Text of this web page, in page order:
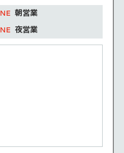
朝営業
夜営業